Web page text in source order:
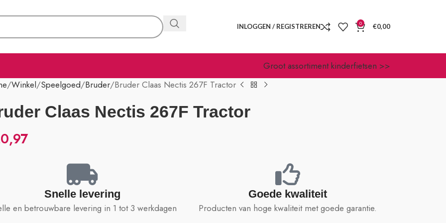
INLOGGEN / REGISTREREN 0 €0,00
Groot assortiment kinderfietsen >>
Winkel Speelgoed Bruder Bruder Claas Nectis 267F Tractor
Claas Nectis 267F Tractor
Snelle levering
en betrouwbare levering in 1 tot 3 werkdagen
Goede kwaliteit
Producten van hoge kwaliteit met goede garantie.